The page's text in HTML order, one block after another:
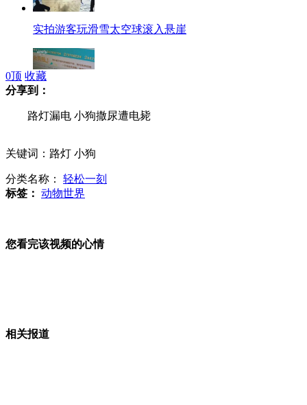
实拍游客玩滑雪太空球滚入悬崖
癌症发病死亡率上升 癌症死亡率男性高于女性
外交部：对日方的升级行动保持高度警惕
0顶 收藏
分享到：
路灯漏电 小狗撒尿遭电毙
关键词：路灯 小狗
分类名称： 轻松一刻
标签： 动物世界
您看完该视频的心情
相关报道